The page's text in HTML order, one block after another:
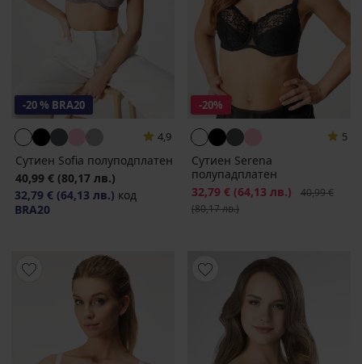
-20 % BRA20
4,9
Сутиен Sofia полуподплатен
40,99 € (80,17 лв.)
32,79 € (64,13 лв.) код
BRA20
-20%
5
Сутиен Serena
полупадплатен
Намаление
32,79 € (64,13 лв.)
40,99 €
(80,17 лв.)